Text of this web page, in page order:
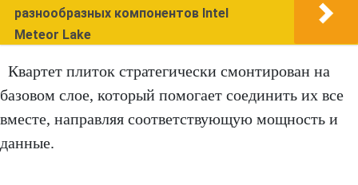
разнообразных компонентов Intel
Meteor Lake
Квартет плиток стратегически смонтирован на
базовом слое, который помогает соединить их все
вместе, направляя соответствующую мощность и
данные.